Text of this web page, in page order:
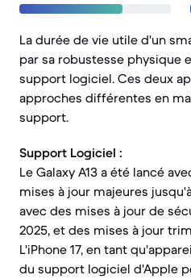
La durée de vie utile d'un
par sa robustesse physique
support logiciel. Ces deux
approches différentes en
support.
Support Logiciel :
Le Galaxy A13 a été lancé
mises à jour majeures
avec des mises à jour de
2025, et des mises à jour
L'iPhone 17, en tant
du support logiciel d'Apple